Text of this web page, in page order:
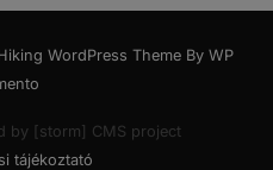
WordPress Theme By WP
by [storm] CMS project
tájékoztató